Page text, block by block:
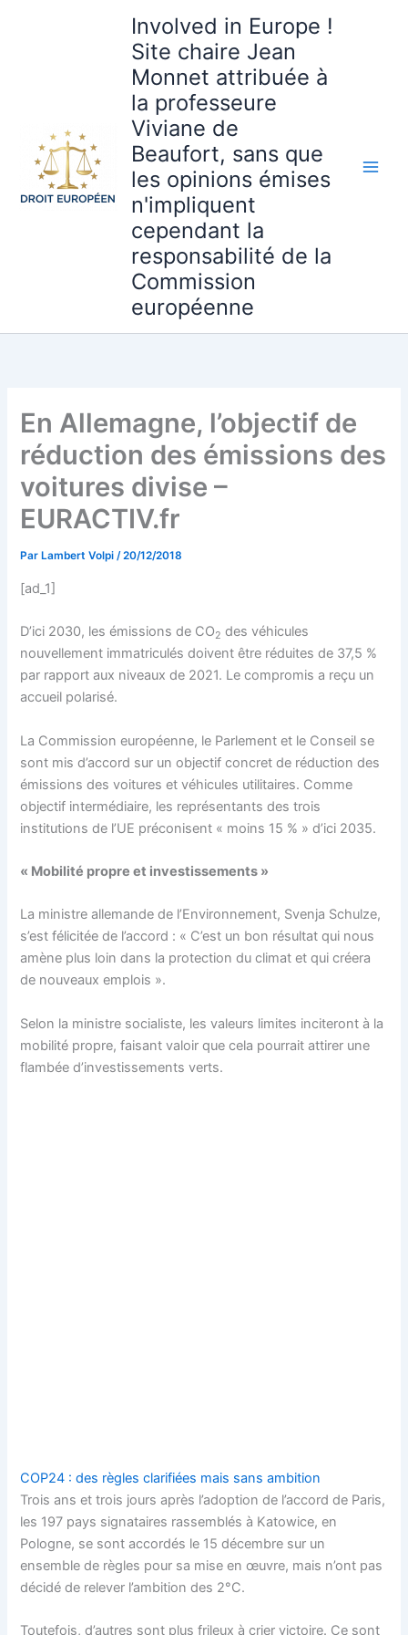
Involved in Europe !
Site chaire Jean
Monnet attribuée à
la professeure
Viviane de
Beaufort, sans que
les opinions émises
n'impliquent
cependant la
responsabilité de la
Commission
européenne
En Allemagne, l’objectif de
réduction des émissions des
voitures divise –
EURACTIV.fr
Par Lambert Volpi/20/12/2018
[ad_1]
D’ici 2030, les émissions de CO2 des véhicules
nouvellement immatriculés doivent être réduites de 37,5 %
par rapport aux niveaux de 2021. Le compromis a reçu un
accueil polarisé.
La Commission européenne, le Parlement et le Conseil se
sont mis d’accord sur un objectif concret de réduction des
émissions des voitures et véhicules utilitaires. Comme
objectif intermédiaire, les représentants des trois
institutions de l’UE préconisent « moins 15 % » d’ici 2035.
« Mobilité propre et investissements »
La ministre allemande de l’Environnement, Svenja Schulze,
s’est félicitée de l’accord : « C’est un bon résultat qui nous
amène plus loin dans la protection du climat et qui créera
de nouveaux emplois ».
Selon la ministre socialiste, les valeurs limites inciteront à la
mobilité propre, faisant valoir que cela pourrait attirer une
flambée d’investissements verts.
COP24 : des règles clarifiées mais sans ambition
Trois ans et trois jours après l’adoption de l’accord de Paris,
les 197 pays signataires rassemblés à Katowice, en
Pologne, se sont accordés le 15 décembre sur un
ensemble de règles pour sa mise en œuvre, mais n’ont pas
décidé de relever l’ambition des 2°C.
Toutefois, d’autres sont plus frileux à crier victoire. Ce sont